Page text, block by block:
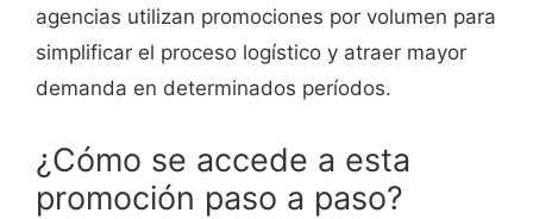
agencias utilizan promociones por volumen para
simplificar el proceso logístico y atraer mayor
demanda en determinados períodos.
¿Cómo se accede a esta
promoción paso a paso?